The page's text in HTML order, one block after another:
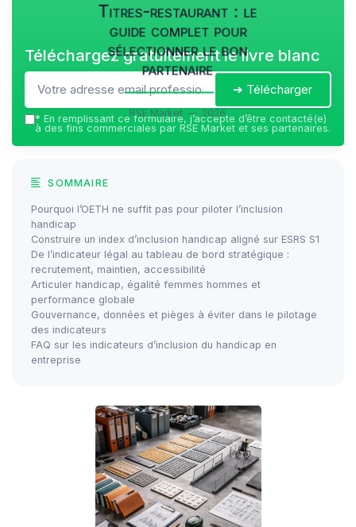
Titres-restaurant : le
guide complet pour
sélectionner le bon
partenaire
RSE Market — 2026
Téléchargez gratuitement le livre blanc
➔ Télécharger
* En remplissant ce formulaire, j’accepte d’être contacté(e)
à des fins commerciales par RSE Market et ses partenaires.
SOMMAIRE
Pourquoi l’OETH ne suffit pas pour piloter l’inclusion
handicap
Construire un index d’inclusion handicap aligné sur ESRS S1
De l’indicateur légal au tableau de bord stratégique :
recrutement, maintien, accessibilité
Articuler handicap, égalité femmes hommes et
performance globale
Gouvernance, données et pièges à éviter dans le pilotage
des indicateurs
FAQ sur les indicateurs d’inclusion du handicap en
entreprise